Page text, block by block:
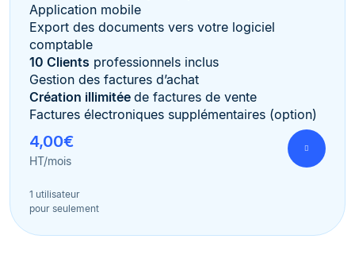
Application mobile
Export des documents vers votre logiciel
comptable
10 Clients professionnels inclus
Gestion des factures d’achat
Création illimitée de factures de vente
Factures électroniques supplémentaires (option)
4,00€
HT/mois
1 utilisateur
pour seulement